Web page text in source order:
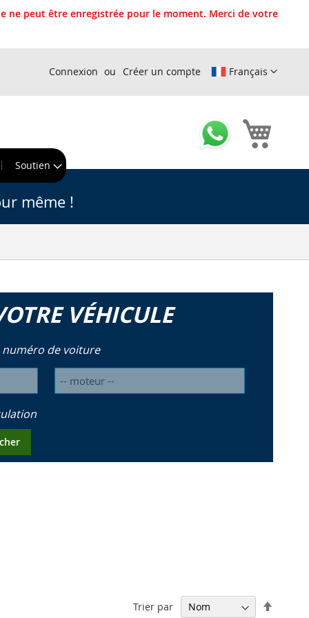
ne peut être enregistrée pour le moment. Merci de votre
Français
Connexion Créer un compte
Soutien
même !
VÉHICULE
numéro de voiture
Trier par